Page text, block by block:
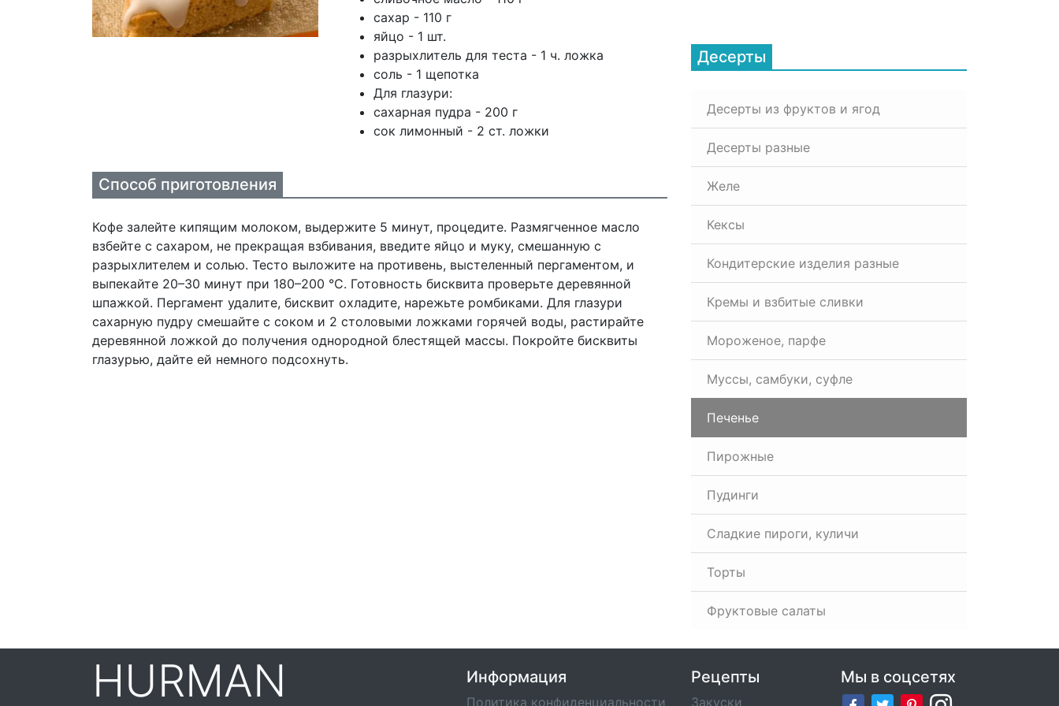
сахар - 110 г
яйцо - 1 шт.
разрыхлитель для теста - 1 ч. ложка
соль - 1 щепотка
Для глазури:
сахарная пудра - 200 г
сок лимонный - 2 ст. ложки
Способ приготовления
Кофе залейте кипящим молоком, выдержите 5 минут, процедите. Размягченное масло
взбейте с сахаром, не прекращая взбивания, введите яйцо и муку, смешанную с
разрыхлителем и солью. Тесто выложите на противень, выстеленный пергаментом, и
выпекайте 20–30 минут при 180–200 °С. Готовность бисквита проверьте деревянной
шпажкой. Пергамент удалите, бисквит охладите, нарежьте ромбиками. Для глазури
сахарную пудру смешайте с соком и 2 столовыми ложками горячей воды, растирайте
деревянной ложкой до получения однородной блестящей массы. Покройте бисквиты
глазурью, дайте ей немного подсохнуть.
Десерты
Десерты из фруктов и ягод
Десерты разные
Желе
Кексы
Кондитерские изделия разные
Кремы и взбитые сливки
Мороженое, парфе
Муссы, самбуки, суфле
Печенье
Пирожные
Пудинги
Сладкие пироги, куличи
Торты
Фруктовые салаты
HURMAN Информация
Политика конфиденциальности
Рецепты
Закуски
Мы в соцсетях